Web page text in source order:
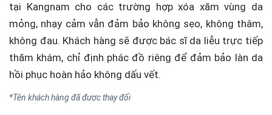
tại Kangnam cho các trường hợp xóa xăm vùng da
mỏng, nhạy cảm vẫn đảm bảo không sẹo, không thâm,
không đau. Khách hàng sẽ được bác sĩ da liễu trực tiếp
thăm khám, chỉ định phác đồ riêng để đảm bảo làn da
hồi phục hoàn hảo không dấu vết.
*Tên khách hàng đã được thay đổi